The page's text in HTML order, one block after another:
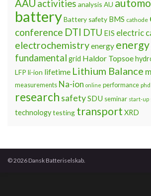
AAU activities analysis AU
batteryBattery safety BMS cathode
conference DTI DTU EIS electric
electrochemistryenergy
fundamental grid Haldor Topsoe
LFP li-ion lifetime Lithium Balance
measurements Na-ion online performance
research safetySDU seminar start-up
technologytesting transport XRD
© 2026 Dansk Batteriselskab.